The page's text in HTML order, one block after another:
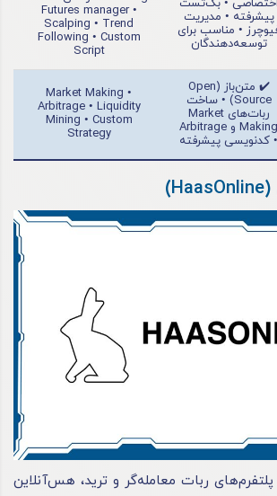
پیشرفته • مدیریت
• مناسب برای
توسعه‌دهندگان
Futures manager •
Scalping • Trend
Following • Custom
Script
✔️ متن‌باز (Open
Source) • ساخت
ربات‌های Market
Making و Arbitrage
• کدنویسی پیشرفته
Market Making •
Arbitrage • Liquidity
Mining • Custom
Strategy
ربات معامله‌گر و ترید، هس‌آنلاین